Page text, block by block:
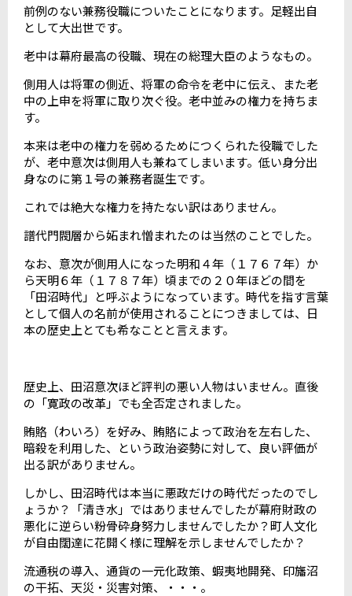
前例のない兼務役職についたことになります。足軽出自
として大出世です。
老中は幕府最高の役職、現在の総理大臣のようなもの。
側用人は将軍の側近、将軍の命令を老中に伝え、また老
中の上申を将軍に取り次ぐ役。老中並みの権力を持ちま
す。
本来は老中の権力を弱めるためにつくられた役職でした
が、老中意次は側用人も兼ねてしまいます。低い身分出
身なのに第１号の兼務者誕生です。
これでは絶大な権力を持たない訳はありません。
譜代門閥層から妬まれ憎まれたのは当然のことでした。
なお、意次が側用人になった明和４年（１７６７年）か
ら天明６年（１７８７年）頃までの２０年ほどの間を
「田沼時代」と呼ぶようになっています。時代を指す言葉
として個人の名前が使用されることにつきましては、日
本の歴史上とても希なことと言えます。
歴史上、田沼意次ほど評判の悪い人物はいません。直後
の「寛政の改革」でも全否定されました。
賄賂（わいろ）を好み、賄賂によって政治を左右した、
暗殺を利用した、という政治姿勢に対して、良い評価が
出る訳がありません。
しかし、田沼時代は本当に悪政だけの時代だったのでし
ょうか？「清き水」ではありませんでしたが幕府財政の
悪化に逆らい粉骨砕身努力しませんでしたか？町人文化
が自由闊達に花開く様に理解を示しませんでしたか？
流通税の導入、通貨の一元化政策、蝦夷地開発、印旛沼
の干拓、天災・災害対策、・・・。